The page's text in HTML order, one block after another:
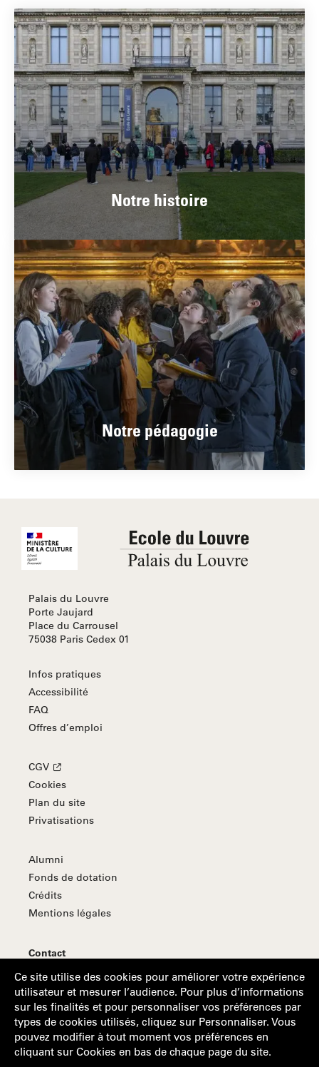
Notre histoire
Notre pédagogie
Palais du Louvre
Porte Jaujard
Place du Carrousel
75038 Paris Cedex 01
Infos pratiques
Accessibilité
FAQ
Offres d’emploi
CGV
Cookies
Plan du site
Privatisations
Alumni
Fonds de dotation
Crédits
Mentions légales
Contact
S'abonner à la Lettre d'information
Suivez-nous
Ce site utilise des cookies pour améliorer votre expérience
utilisateur et mesurer l’audience. Pour plus d’informations
sur les finalités et pour personnaliser vos préférences par
types de cookies utilisés, cliquez sur Personnaliser. Vous
pouvez modifier à tout moment vos préférences en
cliquant sur Cookies en bas de chaque page du site.